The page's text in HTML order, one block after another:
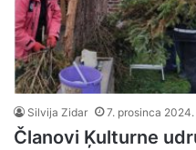
Silvija Zidar 7. prosinca 2024.
Članovi Ķulturne